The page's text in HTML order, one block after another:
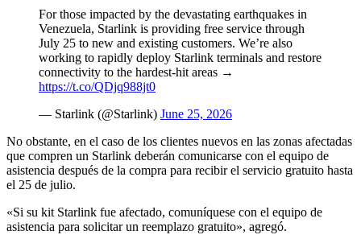
For those impacted by the devastating earthquakes in
Venezuela, Starlink is providing free service through
July 25 to new and existing customers. We’re also
working to rapidly deploy Starlink terminals and restore
connectivity to the hardest-hit areas →
https://t.co/QDjq988jt0
— Starlink (@Starlink) June 25, 2026
No obstante, en el caso de los clientes nuevos en las zonas afectadas
que compren un Starlink deberán comunicarse con el equipo de
asistencia después de la compra para recibir el servicio gratuito hasta
el 25 de julio.
«Si su kit Starlink fue afectado, comuníquese con el equipo de
asistencia para solicitar un reemplazo gratuito», agregó.